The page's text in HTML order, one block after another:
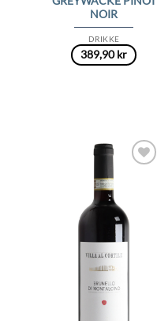
DRIKKE
NOIR
389,90kr